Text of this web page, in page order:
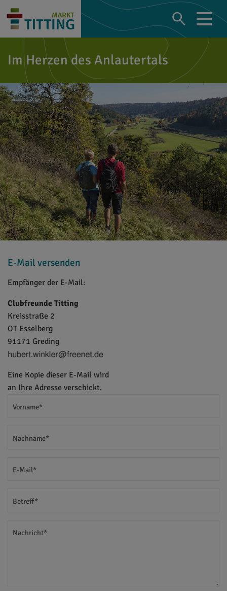
Im Herzen des Anlautertals
E-Mail versenden
Empfänger der E-Mail:
Clubfreunde Titting
Kreisstraße 2
OT Esselberg
91171 Greding
Eine Kopie dieser E-Mail wird
an Ihre Adresse verschickt.
Vorname*
Nachname*
E-Mail*
Betreff*
Nachricht*